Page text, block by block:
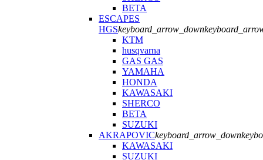
BETA
ESCAPES
HGSkeyboard_arrow_down
KTM
husqvarna
GAS GAS
YAMAHA
HONDA
KAWASAKI
SHERCO
BETA
SUZUKI
AKRAPOVICkeyboard_arrow_down
KAWASAKI
SUZUKI